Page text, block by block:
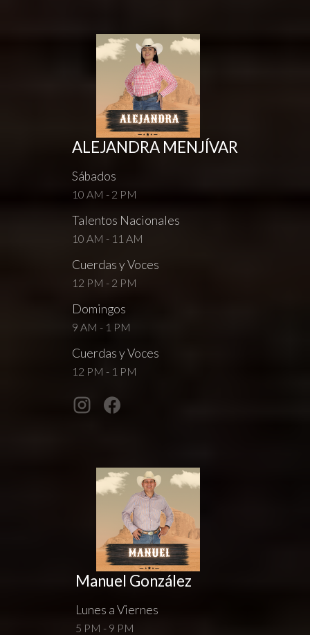
ALEJANDRA MENJÍVAR
Sábados
10 AM - 2 PM
Talentos Nacionales
10 AM - 11 AM
Cuerdas y Voces
12 PM - 2 PM
Domingos
9 AM - 1 PM
Cuerdas y Voces
12 PM - 1 PM
Manuel González
Lunes a Viernes
5 PM - 9 PM